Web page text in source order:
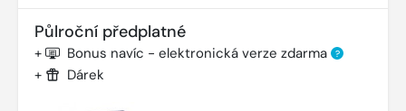
Půlroční předplatné
+ Bonus navíc - elektronická verze zdarma ?
+ Dárek